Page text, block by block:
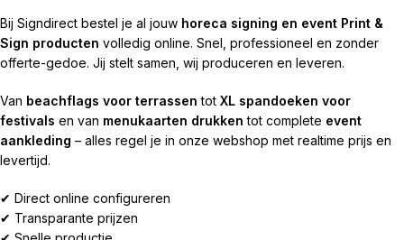
Bij Signdirect bestel je al jouw horeca signing en event Print &
Sign producten volledig online. Snel, professioneel en zonder
offerte-gedoe. Jij stelt samen, wij produceren en leveren.
Van beachflags voor terrassen tot XL spandoeken voor
festivals en van menukaarten drukken tot complete event
aankleding – alles regel je in onze webshop met realtime prijs en
levertijd.
✔ Direct online configureren
✔ Transparante prijzen